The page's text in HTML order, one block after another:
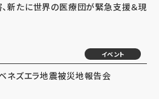
、新たに世界の医療団が緊急支援＆現
イベント
ネズエラ地震被災地報告会